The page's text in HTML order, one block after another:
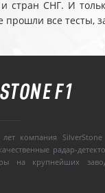
и стран СНГ. И
прошли все тесты,
компания SilverStone
радар-
на крупнейших